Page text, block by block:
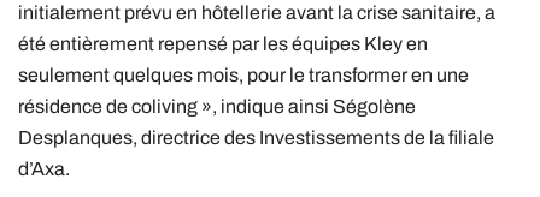
initialement prévu en hôtellerie avant la crise sanitaire, a
été entièrement repensé par les équipes Kley en
seulement quelques mois, pour le transformer en une
résidence de coliving », indique ainsi Ségolène
Desplanques, directrice des Investissements de la filiale
d’Axa.